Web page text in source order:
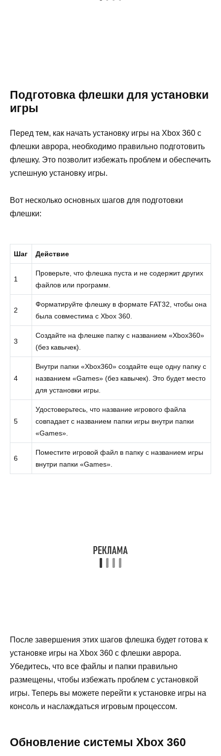
Подготовка флешки для установки
игры
Перед тем, как начать установку игры на Xbox 360 с
флешки аврора, необходимо правильно подготовить
флешку. Это позволит избежать проблем и обеспечить
успешную установку игры.
Вот несколько основных шагов для подготовки
флешки:
Шаг Действие
1
Проверьте, что флешка пуста и не содержит других
файлов или программ.
2
Форматируйте флешку в формате FAT32, чтобы она
была совместима с Xbox 360.
3
Создайте на флешке папку с названием «Xbox360»
(без кавычек).
4
Внутри папки «Xbox360» создайте еще одну папку с
названием «Games» (без кавычек). Это будет место
для установки игры.
5
Удостоверьтесь, что название игрового файла
совпадает с названием папки игры внутри папки
«Games».
6
Поместите игровой файл в папку с названием игры
внутри папки «Games».
После завершения этих шагов флешка будет готова к
установке игры на Xbox 360 с флешки аврора.
Убедитесь, что все файлы и папки правильно
размещены, чтобы избежать проблем с установкой
игры. Теперь вы можете перейти к установке игры на
консоль и наслаждаться игровым процессом.
Обновление системы Xbox 360